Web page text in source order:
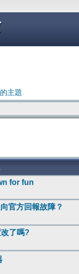
主題
for fun
官方回報故障？
了嗎?